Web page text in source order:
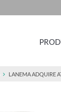
LANEMA ADQUIRE